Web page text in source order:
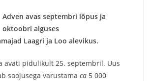
Adven avas septembri lõpus ja
oktoobri alguses
Laagri ja Loo alevikus.
avati pidulikult 25. septembril. Uus
soojusega varustama ca 5 000